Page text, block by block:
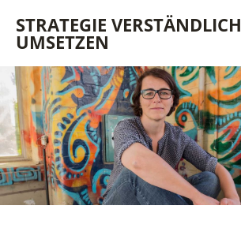
STRATEGIE VERSTÄNDLICH
UMSETZEN